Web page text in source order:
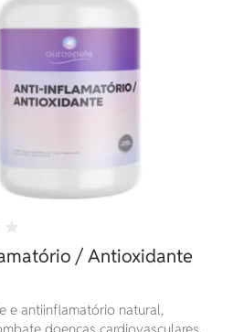
/ Antioxidante
e antiinflamatório natural,
doenças cardiovasculares.